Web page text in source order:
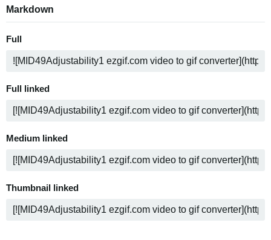
Markdown
Full
Full linked
Medium linked
Thumbnail linked